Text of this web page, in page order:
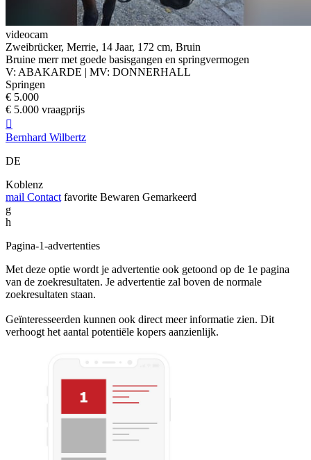
videocam
Zweibrücker, Merrie, 14 Jaar, 172 cm, Bruin
Bruine merr met goede basisgangen en springvermogen
V: ABAKARDE | MV: DONNERHALL
Springen
€ 5.000
€ 5.000 vraagprijs

Bernhard Wilbertz
DE
Koblenz
mail Contact favorite Bewaren Gemarkeerd
g
h
Pagina-1-advertenties
Met deze optie wordt je advertentie ook getoond op de 1e pagina
van de zoekresultaten. Je advertentie zal boven de normale
zoekresultaten staan.
Geïnteresseerden kunnen ook direct meer informatie zien. Dit
verhoogt het aantal potentiële kopers aanzienlijk.